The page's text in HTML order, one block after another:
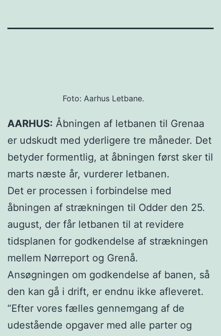
Foto: Aarhus Letbane.
AARHUS: Åbningen af letbanen til Grenaa
er udskudt med yderligere tre måneder. Det
betyder formentlig, at åbningen først sker til
marts næste år, vurderer letbanen.
Det er processen i forbindelse med
åbningen af strækningen til Odder den 25.
august, der får letbanen til at revidere
tidsplanen for godkendelse af strækningen
mellem Nørreport og Grenå.
Ansøgningen om godkendelse af banen, så
den kan gå i drift, er endnu ikke afleveret.
“Efter vores fælles gennemgang af de
udestående opgaver med alle parter og